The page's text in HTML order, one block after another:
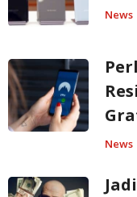
News
News